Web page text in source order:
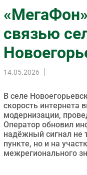
Автоматизация
Интернет
Мобильная связь
Фиксированная
Интеграция
Рынок ПК
Маркетинг
Торговые сети
Оборудование
связью
14.05.2026
В селе
скорость интернета
модернизации,
Оператор обновил
надёжный сигнал не
пункте, но и на
межрегионального